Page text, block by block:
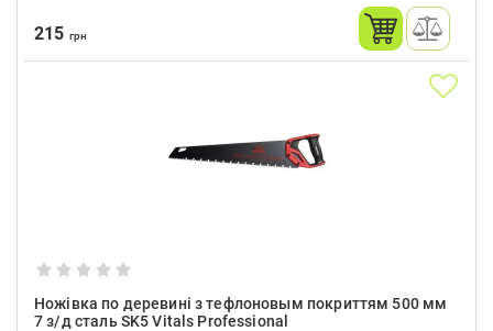
215 грн
Ножівка по деревині з тефлоновым покриттям 500 мм
7 з/д сталь SK5 Vitals Professional